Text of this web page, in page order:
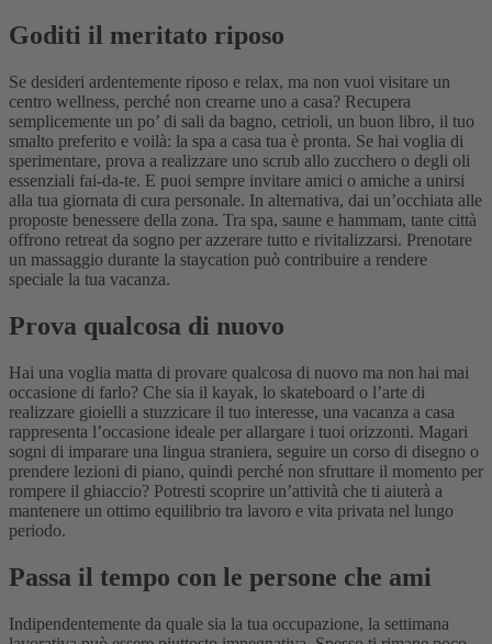
Goditi il meritato riposo
Se desideri ardentemente riposo e relax, ma non vuoi visitare un
centro wellness, perché non crearne uno a casa? Recupera
semplicemente un po’ di sali da bagno, cetrioli, un buon libro, il tuo
smalto preferito e voilà: la spa a casa tua è pronta. Se hai voglia di
sperimentare, prova a realizzare uno scrub allo zucchero o degli oli
essenziali fai-da-te. E puoi sempre invitare amici o amiche a unirsi
alla tua giornata di cura personale. In alternativa, dai un’occhiata alle
proposte benessere della zona. Tra spa, saune e hammam, tante città
offrono retreat da sogno per azzerare tutto e rivitalizzarsi. Prenotare
un massaggio durante la staycation può contribuire a rendere
speciale la tua vacanza.
Prova qualcosa di nuovo
Hai una voglia matta di provare qualcosa di nuovo ma non hai mai
occasione di farlo? Che sia il kayak, lo skateboard o l’arte di
realizzare gioielli a stuzzicare il tuo interesse, una vacanza a casa
rappresenta l’occasione ideale per allargare i tuoi orizzonti. Magari
sogni di imparare una lingua straniera, seguire un corso di disegno o
prendere lezioni di piano, quindi perché non sfruttare il momento per
rompere il ghiaccio? Potresti scoprire un’attività che ti aiuterà a
mantenere un ottimo equilibrio tra lavoro e vita privata nel lungo
periodo.
Passa il tempo con le persone che ami
Indipendentemente da quale sia la tua occupazione, la settimana